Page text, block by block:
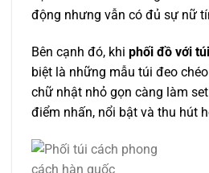
động nhưng vẫn có đủ sự nữ
Bên cạnh đó, khi phối đồ với
biệt là những mẫu túi đeo
chữ nhật nhỏ gọn càng làm
điểm nhấn, nổi bật và thu hút